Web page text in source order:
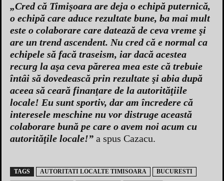
„Cred că Timişoara are deja o echipă puternică,
o echipă care aduce rezultate bune, ba mai mult
este o colaborare care datează de ceva vreme şi
are un trend ascendent. Nu cred că e normal ca
echipele să facă traseism, iar dacă acestea
recurg la aşa ceva părerea mea este că trebuie
întâi să dovedească prin rezultate şi abia după
aceea să ceară finanţare de la autorităţiile
locale! Eu sunt sportiv, dar am încredere că
interesele meschine nu vor distruge această
colaborare bună pe care o avem noi acum cu
autorităţile locale!” a spus Cazacu.
TAGS AUTORITATI LOCALTE TIMISOARA
BUCURESTI